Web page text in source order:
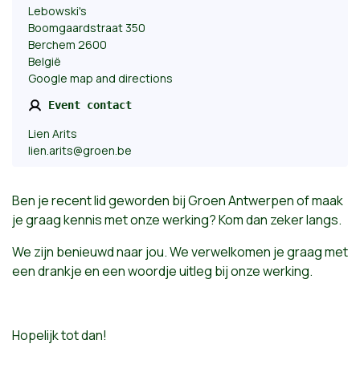
Lebowski's
Boomgaardstraat 350
Berchem 2600
België
Google map and directions
Event contact
Lien Arits
lien.arits@groen.be
Ben je recent lid geworden bij Groen Antwerpen of maak
je graag kennis met onze werking? Kom dan zeker langs.
We zijn benieuwd naar jou. We verwelkomen je graag met
een drankje en een woordje uitleg bij onze werking.
Hopelijk tot dan!